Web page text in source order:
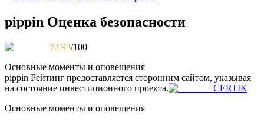
Информация
Анализ больших данных, включая торговую информацию
pippin Оценка безопасности
72.93/100
Основные моменты и оповещения
pippin Рейтинг предоставляется сторонним сайтом, указывая
на состояние инвестиционного проекта.
CERTIK
Основные моменты и оповещения